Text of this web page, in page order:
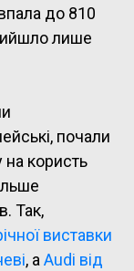
до 810
лише
почали
на користь
Так,
виставки
, а Audi від